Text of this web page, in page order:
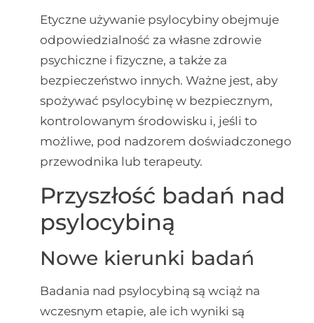
Etyczne używanie psylocybiny obejmuje
odpowiedzialność za własne zdrowie
psychiczne i fizyczne, a także za
bezpieczeństwo innych. Ważne jest, aby
spożywać psylocybinę w bezpiecznym,
kontrolowanym środowisku i, jeśli to
możliwe, pod nadzorem doświadczonego
przewodnika lub terapeuty.
Przyszłość badań nad
psylocybiną
Nowe kierunki badań
Badania nad psylocybiną są wciąż na
wczesnym etapie, ale ich wyniki są